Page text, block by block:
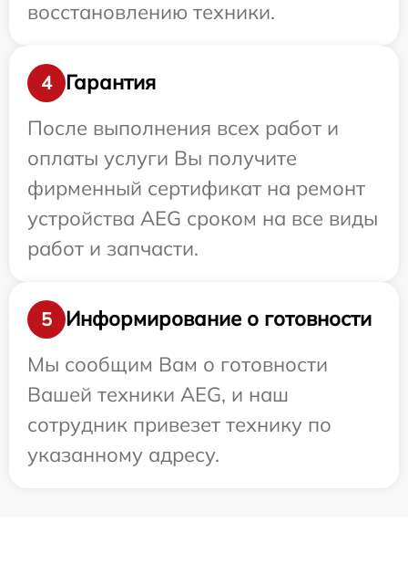
восстановлению техники.
4
Гарантия
После выполнения всех работ и
оплаты услуги Вы получите
фирменный сертификат на ремонт
устройства AEG сроком на все виды
работ и запчасти.
5
Информирование о готовности
Мы сообщим Вам о готовности
Вашей техники AEG, и наш
сотрудник привезет технику по
указанному адресу.